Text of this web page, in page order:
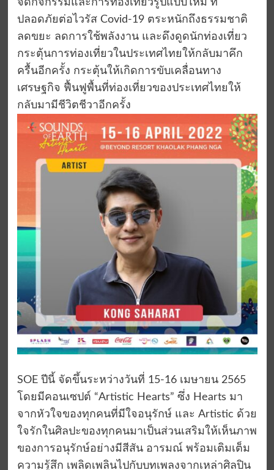
จัดกิจกรรมและการท่องเที่ยวรูปแบบใหม่ ที่
ปลอดภัยต่อไวรัส Covid-19 ตระหนักถึงธรรมชาติ
ลดขยะ ลดการใช้พลังงาน และดึงดูดนักท่องเที่ยว
กระตุ้นการท่องเที่ยวในประเทศไทยให้กลับมาคึก
ครื้นอีกครั้ง กระตุ้นให้เกิดการขับเคลื่อนทาง
เศรษฐกิจ ฟื้นฟูพื้นที่ท่องเที่ยวของประเทศไทยให้
กลับมามีชีวิตชีวาอีกครั้ง
SOE ปีนี้ จัดขึ้นระหว่างวันที่ 15-16 เมษายน 2565
โดยมีคอนเซปต์ “Artistic Hearts” ซึ่ง Hearts มา
จากหัวใจของทุกคนที่มีใจอนุรักษ์ และ Artistic ด้วย
ใจรักในศิลปะของทุกคนมาเป็นส่วนเสริมให้เห็นภาพ
ของการอนุรักษ์อย่างมีสีสัน อารมณ์ พร้อมเติมเต็ม
ความรู้สึก เพลิดเพลินไปกับบทเพลงจากเหล่าศิลปิน